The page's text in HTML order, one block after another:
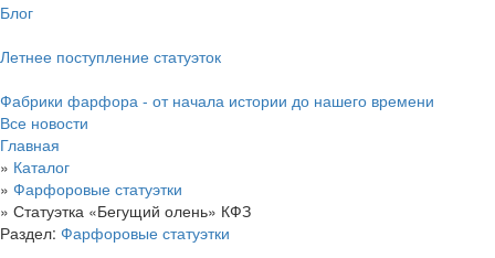
Блог
Летнее поступление статуэток
Фабрики фарфора - от начала истории до нашего времени
Все новости
Главная
» Каталог
» Фарфоровые статуэтки
» Статуэтка «Бегущий олень» КФЗ
Раздел: Фарфоровые статуэтки